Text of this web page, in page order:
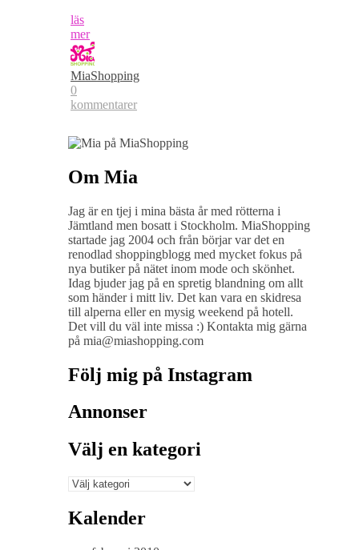
läs
mer
MiaShopping
0
kommentarer
Om Mia
Jag är en tjej i mina bästa år med rötterna i
Jämtland men bosatt i Stockholm. MiaShopping
startade jag 2004 och från börjar var det en
renodlad shoppingblogg med mycket fokus på
nya butiker på nätet inom mode och skönhet.
Idag bjuder jag på en spretig blandning om allt
som händer i mitt liv. Det kan vara en skidresa
till alperna eller en mysig weekend på hotell.
Det vill du väl inte missa :) Kontakta mig gärna
på mia@miashopping.com
Följ mig på Instagram
Annonser
Välj en kategori
Välj
kategori
Kalender